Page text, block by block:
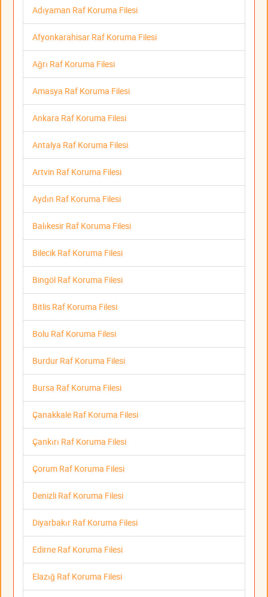
Adıyaman Raf Koruma Filesi
Afyonkarahisar Raf Koruma Filesi
Ağrı Raf Koruma Filesi
Amasya Raf Koruma Filesi
Ankara Raf Koruma Filesi
Antalya Raf Koruma Filesi
Artvin Raf Koruma Filesi
Aydın Raf Koruma Filesi
Balıkesir Raf Koruma Filesi
Bilecik Raf Koruma Filesi
Bingöl Raf Koruma Filesi
Bitlis Raf Koruma Filesi
Bolu Raf Koruma Filesi
Burdur Raf Koruma Filesi
Bursa Raf Koruma Filesi
Çanakkale Raf Koruma Filesi
Çankırı Raf Koruma Filesi
Çorum Raf Koruma Filesi
Denizli Raf Koruma Filesi
Diyarbakır Raf Koruma Filesi
Edirne Raf Koruma Filesi
Elazığ Raf Koruma Filesi